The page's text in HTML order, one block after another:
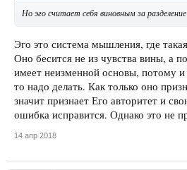
Но эго считает себя виновным за
Эго это система мышления, где
Оно бесится не из чувства вины, а
имеет неизменной основы, потому
то надо делать. Как только оно
значит признает Его авторитет и
ошибка исправится. Однако это не
14 апр 2018